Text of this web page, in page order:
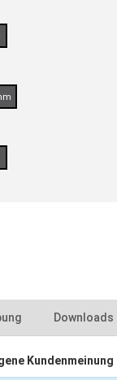
Downloads
u-
Kundenmeinung